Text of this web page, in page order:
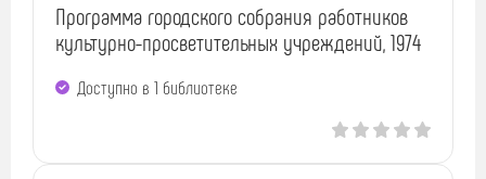
Программа городского собрания работников
культурно-просветительных учреждений, 1974
Доступно в 1 библиотекe